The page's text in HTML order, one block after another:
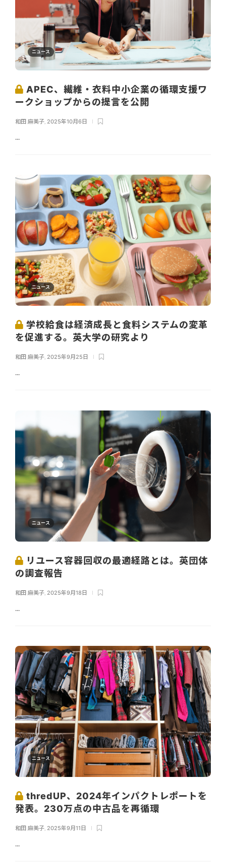
ニュース
APEC、繊維・衣料中小企業の循環支援ワ
ークショップからの提言を公開
和田 麻美子 2025年10月6日
...
ニュース
学校給食は経済成長と食料システムの変革
を促進する。英大学の研究より
和田 麻美子 2025年9月25日
...
ニュース
リユース容器回収の最適経路とは。英団体
の調査報告
和田 麻美子 2025年9月18日
...
ニュース
thredUP、2024年インパクトレポートを
発表。230万点の中古品を再循環
和田 麻美子 2025年9月11日
...